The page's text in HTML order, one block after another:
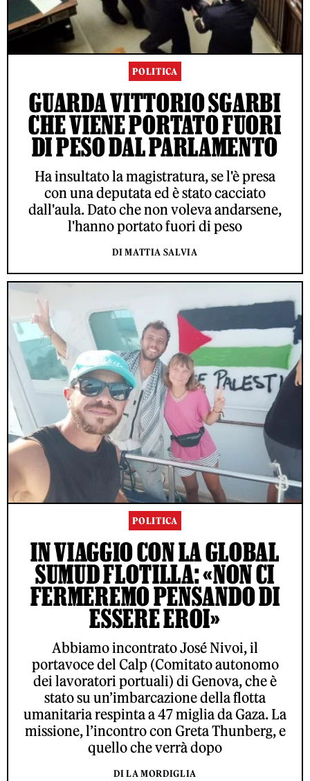
POLITICA
GUARDA VITTORIO SGARBI
CHE VIENE PORTATO FUORI
DI PESO DAL PARLAMENTO
Ha insultato la magistratura, se l'è presa
con una deputata ed è stato cacciato
dall'aula. Dato che non voleva andarsene,
l'hanno portato fuori di peso
DI MATTIA SALVIA
POLITICA
IN VIAGGIO CON LA GLOBAL
SUMUD FLOTILLA: «NON CI
FERMEREMO PENSANDO DI
ESSERE EROI»
Abbiamo incontrato José Nivoi, il
portavoce del Calp (Comitato autonomo
dei lavoratori portuali) di Genova, che è
stato su un’imbarcazione della flotta
umanitaria respinta a 47 miglia da Gaza. La
missione, l’incontro con Greta Thunberg, e
quello che verrà dopo
DI LA MORDIGLIA